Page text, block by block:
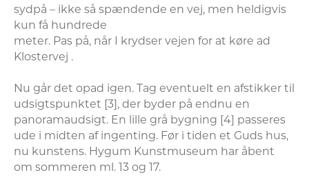
sydpå – ikke så spændende en vej, men heldigvis
kun få hundrede
meter. Pas på, når I krydser vejen for at køre ad
Klostervej .
Nu går det opad igen. Tag eventuelt en afstikker til
udsigtspunktet [3], der byder på endnu en
panoramaudsigt. En lille grå bygning [4] passeres
ude i midten af ingenting. Før i tiden et Guds hus,
nu kunstens. Hygum Kunstmuseum har åbent
om sommeren ml. 13 og 17.